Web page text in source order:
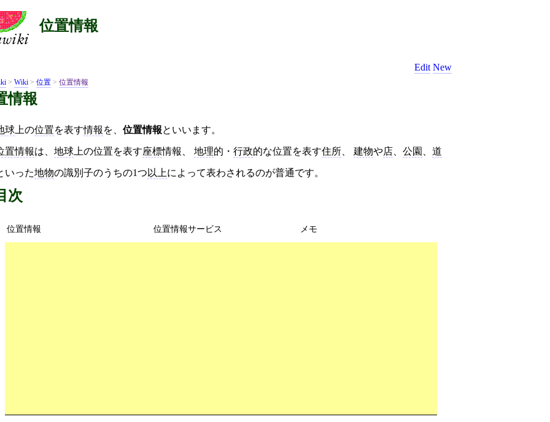
位置情報
Edit New
> Wiki > 位置 > 位置情報
情報
球 上の位置を表す情報 を、 位置情報といいます。
置情報は、 地球 上の位置を表す座標情報、 地理的・ 行政的な位置を表す住所 建物や店 公園 道
いった地物の識別子のうちの1つ 以上によって表わされるのが普通です。
次
位置情報 位置情報サービス メモ